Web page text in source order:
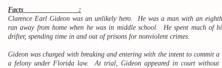
Facts :
Clarence Earl Gideon was an unlikely hero. He was a man with an
ran away from home when he was in middle school. He spent much of
drifter, spending time in and out of prisons for nonviolent crimes.
Gideon was charged with breaking and entering with the intent to commit a
a felony under Florida law. At trial, Gideon appeared in court